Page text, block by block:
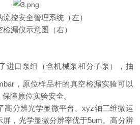
流控安全管理系统（左）
检漏仪示意图（右）
进口泵组（含机械泵和分子泵），抽
，原位样品杆的真空检漏实验可以
保障原位实验安全。
高分辨光学显微平台、xyz轴三维微运
， 光学显微分辨率优于5um。高分辨